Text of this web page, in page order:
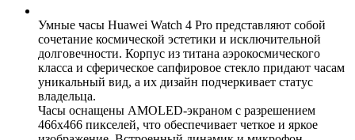
Умные часы Huawei Watch 4 Pro представляют собой
сочетание космической эстетики и исключительной
долговечности. Корпус из титана аэрокосмического
класса и сферическое сапфировое стекло придают часам
уникальный вид, а их дизайн подчеркивает статус
владельца.
Часы оснащены AMOLED-экраном с разрешением
466x466 пикселей, что обеспечивает четкое и яркое